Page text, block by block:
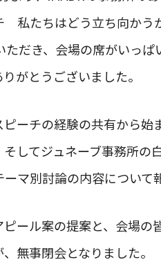
私たちはどう立ち向かう
だき、会場の席がいっぱ
がとうございました。
ーチの経験の共有から
してジュネーブ事務所
マ別討論の内容について
ール案の提案と、会場
無事閉会となりました。